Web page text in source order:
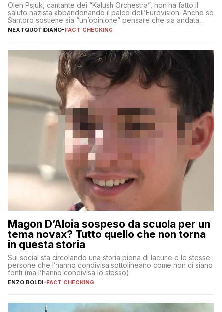
Oleh Psjuk, cantante dei “Kalush Orchestra”, non ha fatto il
saluto nazista abbandonando il palco dell’Eurovision. Anche se
Santoro sostiene sia “un’opinione” pensare che sia andata
così
NEXTQUOTIDIANO-FACT CHECKING
Magon D’Aloia sospeso da scuola per un
tema novax? Tutto quello che non torna
in questa storia
Sui social sta circolando una storia piena di lacune e le stesse
persone che l’hanno condivisa sottolineano come non ci siano
fonti (ma l’hanno condivisa lo stesso)
ENZO BOLDI-FACT CHECKING